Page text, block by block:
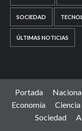
SOCIEDAD
ÚLTIMAS NOTICIAS
Portada
Economía
Ciencia
Sociedad